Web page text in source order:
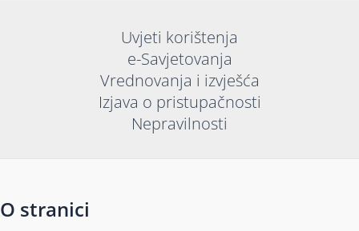
Uvjeti korištenja
e-Savjetovanja
Vrednovanja i izvješća
Izjava o pristupačnosti
Nepravilnosti
O stranici